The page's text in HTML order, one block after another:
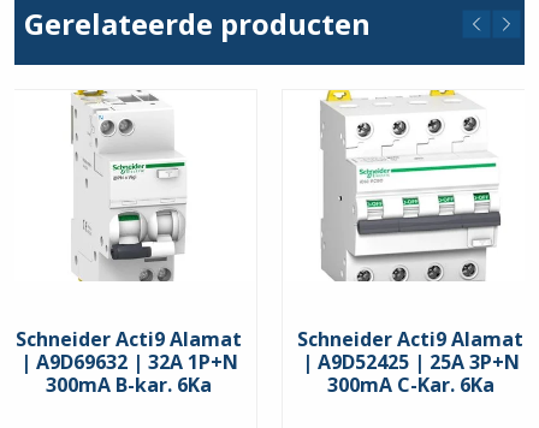
C
Nom. Foutstroom
300mA
Gerelateerde producten
Schneider Acti9 Alamat
| A9D69632 | 32A 1P+N
300mA B-kar. 6Ka
Schneider Acti9 Alamat
| A9D52425 | 25A 3P+N
300mA C-Kar. 6Ka